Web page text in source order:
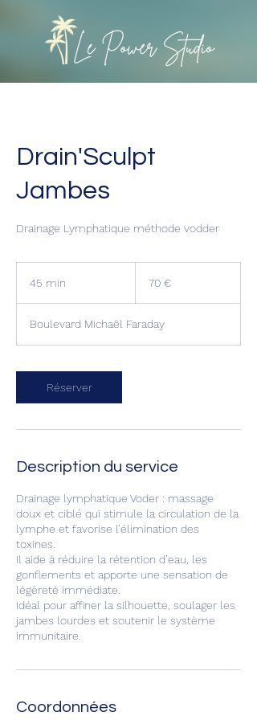
Drain'Sculpt
Jambes
Drainage Lymphatique méthode vodder
45 min
i
n
70 €
Boulevard Michaēl Faraday
Réserver
Description du service
Drainage lymphatique Voder : massage
doux et ciblé qui stimule la circulation de la
lymphe et favorise l’élimination des
toxines.
Il aide à réduire la rétention d’eau, les
gonflements et apporte une sensation de
légèreté immédiate.
Idéal pour affiner la silhouette, soulager les
jambes lourdes et soutenir le système
immunitaire.
Coordonnées